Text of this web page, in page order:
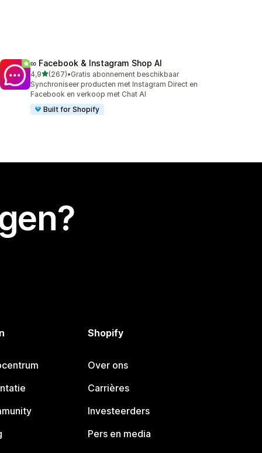
∞ Facebook & Instagram Shop AI
4,9van 5 sterren
(267)
267 recensies in totaal
•Gratis abonnement beschikbaar
Synchroniseer producten met Instagram Direct en
Facebook en verkoop met Chat AI
Built for Shopify
Shopify
Over ons
Carrières
Investeerders
Pers en media